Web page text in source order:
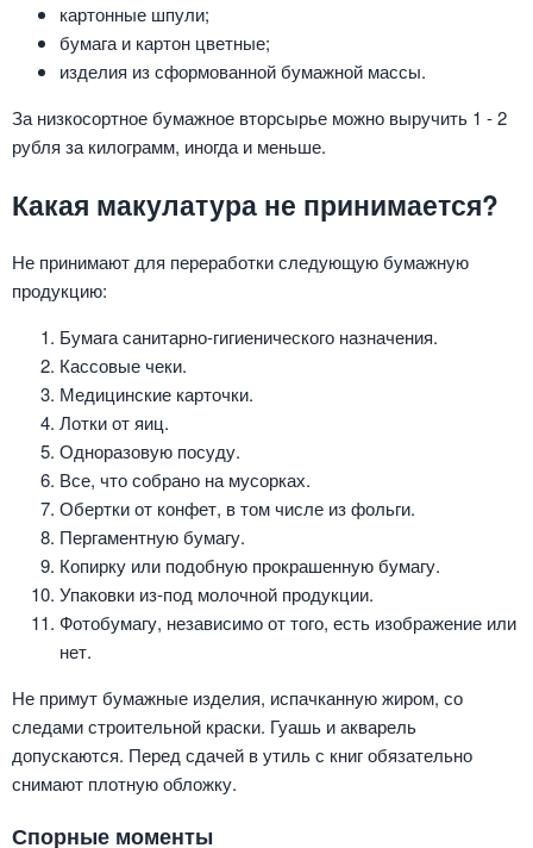
картонные шпули;
бумага и картон цветные;
изделия из сформованной бумажной массы.
За низкосортное бумажное вторсырье можно выручить 1 - 2
рубля за килограмм, иногда и меньше.
Какая макулатура не принимается?
Не принимают для переработки следующую бумажную
продукцию:
Бумага санитарно-гигиенического назначения.
Кассовые чеки.
Медицинские карточки.
Лотки от яиц.
Одноразовую посуду.
Все, что собрано на мусорках.
Обертки от конфет, в том числе из фольги.
Пергаментную бумагу.
Копирку или подобную прокрашенную бумагу.
Упаковки из-под молочной продукции.
Фотобумагу, независимо от того, есть изображение или
нет.
Не примут бумажные изделия, испачканную жиром, со
следами строительной краски. Гуашь и акварель
допускаются. Перед сдачей в утиль с книг обязательно
снимают плотную обложку.
Спорные моменты